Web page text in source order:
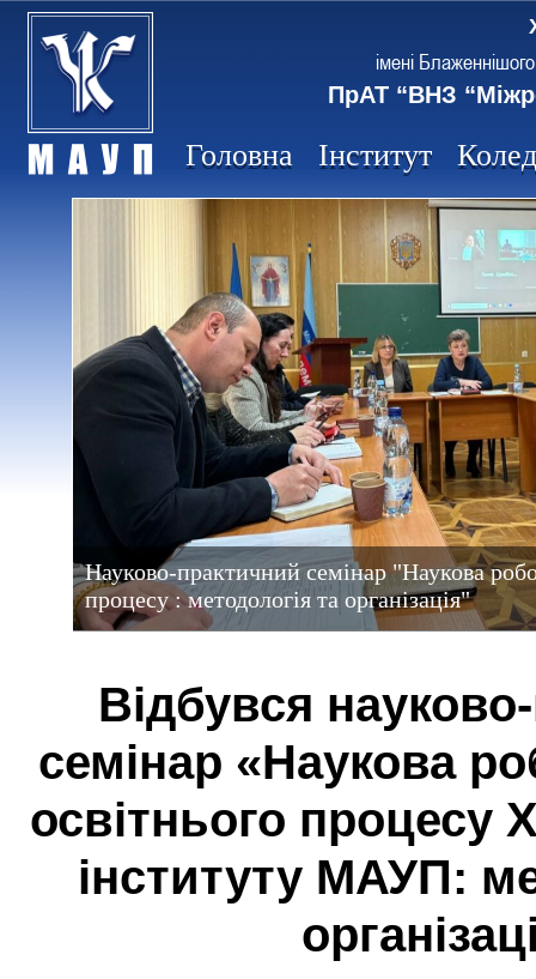
імені
ПрАТ “ВНЗ
Головна Інститут
Науково-практичний семінар "Наукова
процесу : методологія та організація"
Відбувся
семінар «Наукова
освітнього процесу
інституту МАУП: